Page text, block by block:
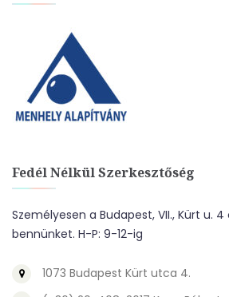
Fedél Nélkül Szerkesztőség
Személyesen a Budapest, VII., Kürt u.
bennünket. H-P: 9-12-ig
1073 Budapest Kürt utca 4.